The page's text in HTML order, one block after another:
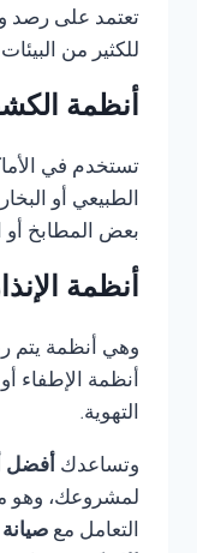
تعتمد على رصد
للكثير من
أنظمة
تستخدم في
الطبيعي أو
بعض المطابخ أو
أنظمة
وهي أنظمة يتم
أنظمة الإطفاء
التهوية.
وتساعدك أفضل
لمشروعك، وهو
التعامل مع